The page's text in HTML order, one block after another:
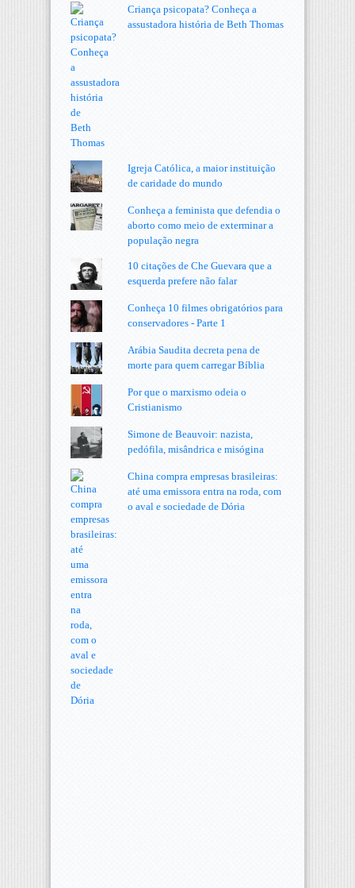
Criança psicopata? Conheça a
assustadora história de Beth Thomas
Igreja Católica, a maior instituição
de caridade do mundo
Conheça a feminista que defendia o
aborto como meio de exterminar a
população negra
10 citações de Che Guevara que a
esquerda prefere não falar
Conheça 10 filmes obrigatórios para
conservadores - Parte 1
Arábia Saudita decreta pena de
morte para quem carregar Bíblia
Por que o marxismo odeia o
Cristianismo
Simone de Beauvoir: nazista,
pedófila, misândrica e misógina
China compra empresas brasileiras:
até uma emissora entra na roda, com
o aval e sociedade de Dória